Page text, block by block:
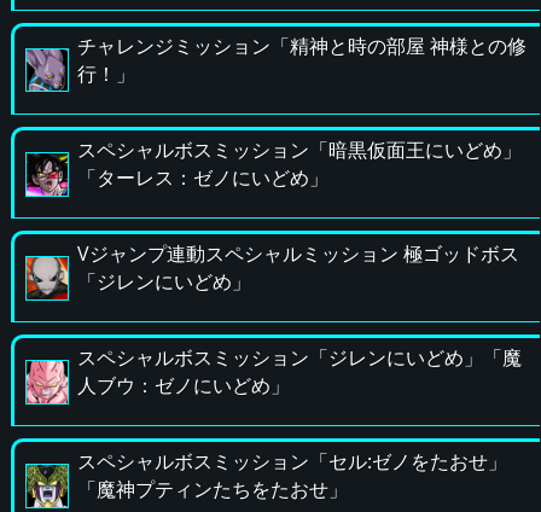
チャレンジミッション「精神と時の部屋 神様との修
行！」
スペシャルボスミッション「暗黒仮面王にいどめ」
「ターレス：ゼノにいどめ」
Vジャンプ連動スペシャルミッション 極ゴッドボス
「ジレンにいどめ」
スペシャルボスミッション「ジレンにいどめ」「魔
人ブウ：ゼノにいどめ」
スペシャルボスミッション「セル:ゼノをたおせ」
「魔神プティンたちをたおせ」